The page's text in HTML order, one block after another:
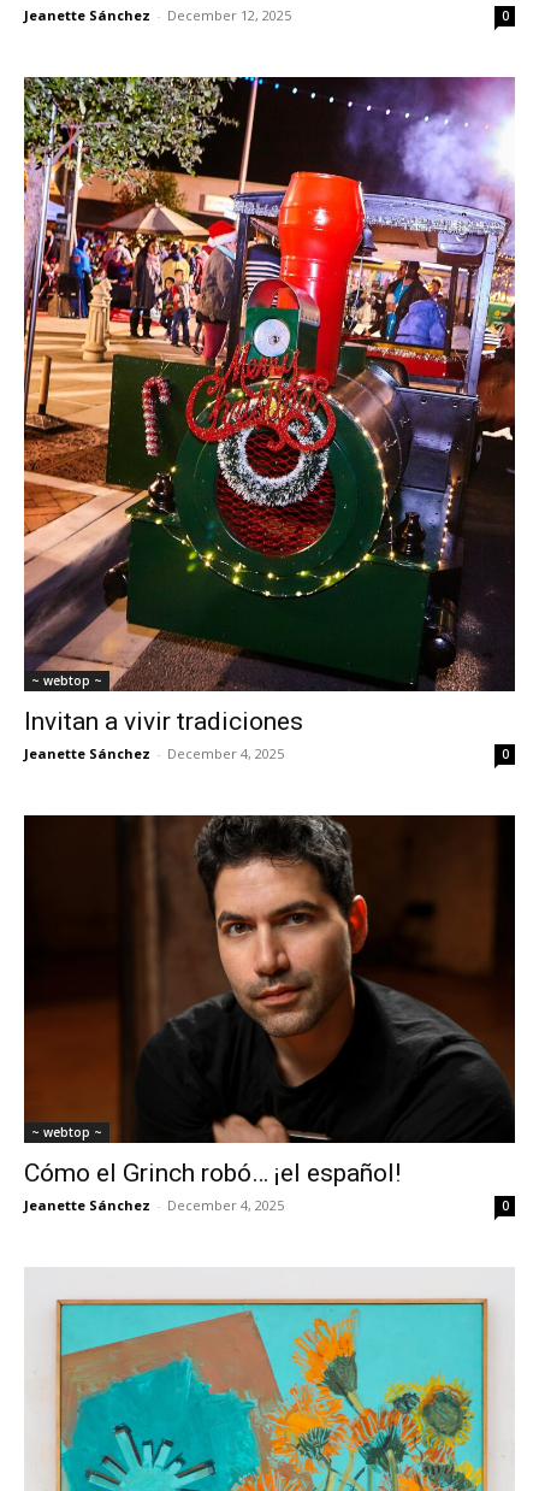
Jeanette Sánchez - December 12, 2025 0
~ webtop ~
Invitan a vivir tradiciones
Jeanette Sánchez - December 4, 2025 0
~ webtop ~
Cómo el Grinch robó… ¡el español!
Jeanette Sánchez - December 4, 2025 0